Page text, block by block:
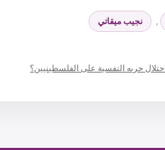
نجيب ميقاتي
حربه النفسية على الفلسطينيين؟